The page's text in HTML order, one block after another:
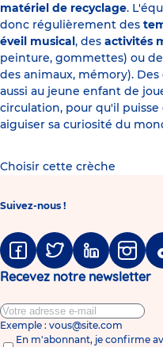
matériel de recyclage.
donc régulièrement des
éveil musical , des activités
peinture, gommettes) ou
des animaux, mémory).
aussi au jeune enfant de
circulation, pour qu'il
aiguiser sa curiosité du
Choisir cette crèche
Suivez-nous !
FacebookTwitter LinkedinInstagram
Recevez notre newsletter
Exemple : vous@site.com
En m'abonnant, je confirme